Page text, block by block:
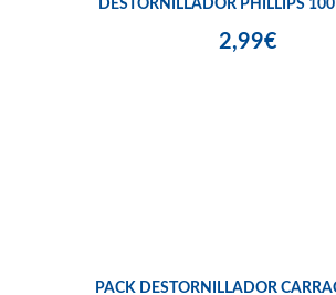
DESTORNILLADOR PHILLIPS
2,99€
PACK DESTORNILLADOR